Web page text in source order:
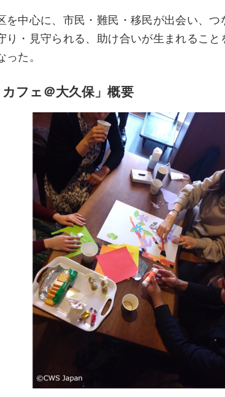
を中心に、市民・難民・移民が出会い、つ
り・見守られる、助け合いが生まれるこ
った。
カフェ＠大久保」概要